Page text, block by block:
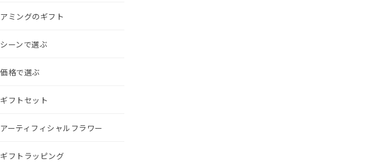
アミングのギフト
シーンで選ぶ
価格で選ぶ
ギフトセット
アーティフィシャルフラワー
ギフトラッピング